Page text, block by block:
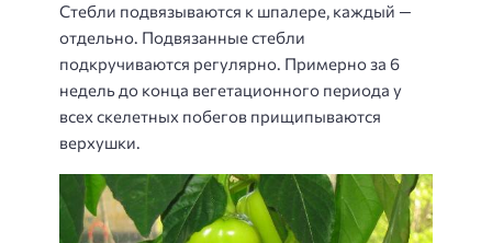
Стебли подвязываются к шпалере, каждый —
отдельно. Подвязанные стебли
подкручиваются регулярно. Примерно за 6
недель до конца вегетационного периода у
всех скелетных побегов прищипываются
верхушки.